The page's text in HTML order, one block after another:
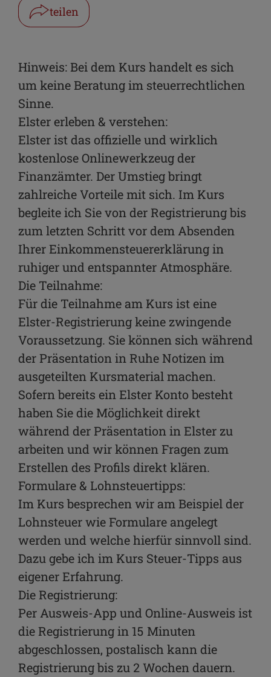
teilen
WhatsApp
Link kopieren
E-Mail
Hinweis: Bei dem Kurs handelt es sich
um keine Beratung im steuerrechtlichen
Sinne.
Elster erleben & verstehen:
Elster ist das offizielle und wirklich
kostenlose Onlinewerkzeug der
Finanzämter. Der Umstieg bringt
zahlreiche Vorteile mit sich. Im Kurs
begleite ich Sie von der Registrierung bis
zum letzten Schritt vor dem Absenden
Ihrer Einkommensteuererklärung in
ruhiger und entspannter Atmosphäre.
Die Teilnahme:
Für die Teilnahme am Kurs ist eine
Elster-Registrierung keine zwingende
Voraussetzung. Sie können sich während
der Präsentation in Ruhe Notizen im
ausgeteilten Kursmaterial machen.
Sofern bereits ein Elster Konto besteht
haben Sie die Möglichkeit direkt
während der Präsentation in Elster zu
arbeiten und wir können Fragen zum
Erstellen des Profils direkt klären.
Formulare & Lohnsteuertipps:
Im Kurs besprechen wir am Beispiel der
Lohnsteuer wie Formulare angelegt
werden und welche hierfür sinnvoll sind.
Dazu gebe ich im Kurs Steuer-Tipps aus
eigener Erfahrung.
Die Registrierung:
Per Ausweis-App und Online-Ausweis ist
die Registrierung in 15 Minuten
abgeschlossen, postalisch kann die
Registrierung bis zu 2 Wochen dauern.